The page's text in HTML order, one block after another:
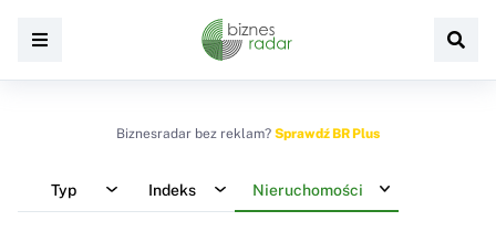
Biznesradar bez reklam? Sprawdź BR Plus
Typ Indeks Nieruchomości